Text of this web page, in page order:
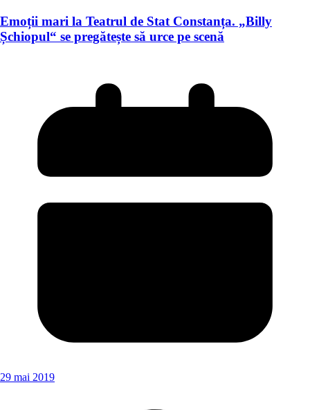
Emoții mari la Teatrul de Stat Constanța. „Billy
Șchiopul“ se pregătește să urce pe scenă
29 mai 2019